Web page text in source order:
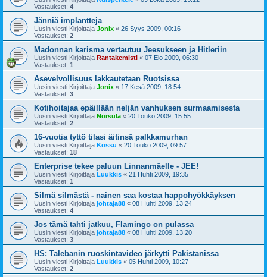
Vastaukset: 4
Jänniä implantteja
Uusin viesti Kirjoittaja Jonix « 26 Syys 2009, 00:16
Vastaukset: 2
Madonnan karisma vertautuu Jeesukseen ja Hitleriin
Uusin viesti Kirjoittaja Rantakemisti « 07 Elo 2009, 06:30
Vastaukset: 1
Asevelvollisuus lakkautetaan Ruotsissa
Uusin viesti Kirjoittaja Jonix « 17 Kesä 2009, 18:54
Vastaukset: 3
Kotihoitajaa epäillään neljän vanhuksen surmaamisesta
Uusin viesti Kirjoittaja Norsula « 20 Touko 2009, 15:55
Vastaukset: 2
16-vuotia tyttö tilasi äitinsä palkkamurhan
Uusin viesti Kirjoittaja Kossu « 20 Touko 2009, 09:57
Vastaukset: 18
Enterprise tekee paluun Linnanmäelle - JEE!
Uusin viesti Kirjoittaja Luukkis « 21 Huhti 2009, 19:35
Vastaukset: 1
Silmä silmästä - nainen saa kostaa happohyökkäyksen
Uusin viesti Kirjoittaja johtaja88 « 08 Huhti 2009, 13:24
Vastaukset: 4
Jos tämä tahti jatkuu, Flamingo on pulassa
Uusin viesti Kirjoittaja johtaja88 « 08 Huhti 2009, 13:20
Vastaukset: 3
HS: Talebanin ruoskintavideo järkytti Pakistanissa
Uusin viesti Kirjoittaja Luukkis « 05 Huhti 2009, 10:27
Vastaukset: 2